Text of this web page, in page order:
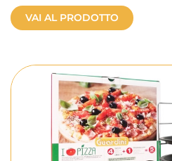
VAI AL PRODOTTO